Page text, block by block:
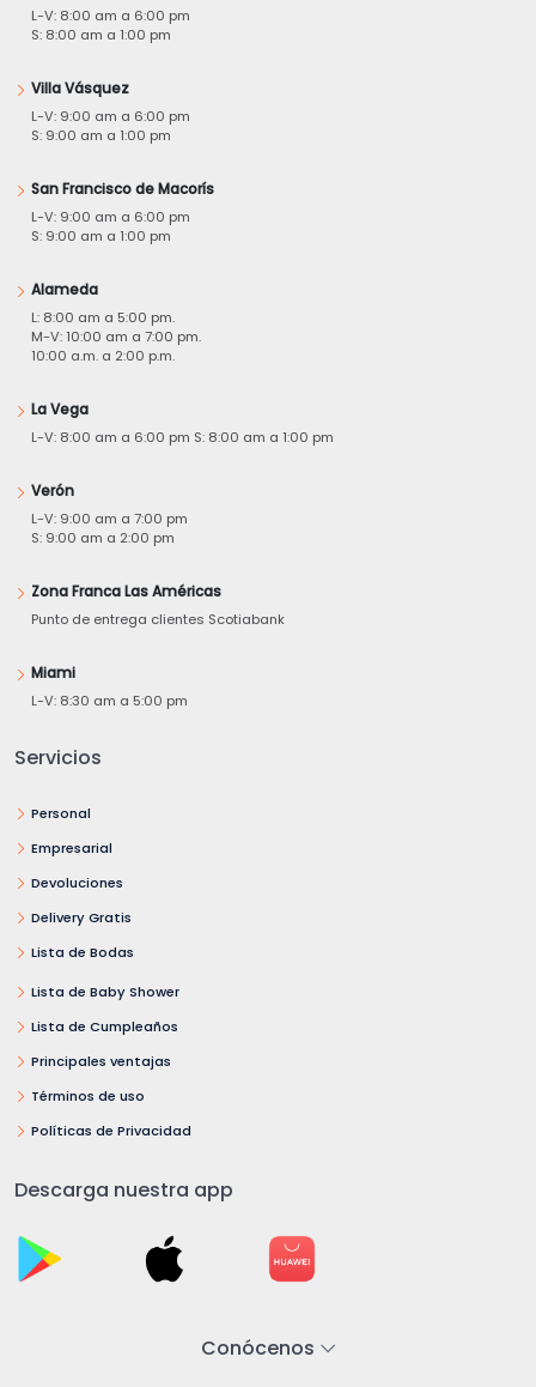
L-V: 8:00 am a 6:00 pm
S: 8:00 am a 1:00 pm
Villa Vásquez
L-V: 9:00 am a 6:00 pm
S: 9:00 am a 1:00 pm
San Francisco de Macorís
L-V: 9:00 am a 6:00 pm
S: 9:00 am a 1:00 pm
Alameda
L: 8:00 am a 5:00 pm.
M-V: 10:00 am a 7:00 pm.
10:00 a.m. a 2:00 p.m.
La Vega
L-V: 8:00 am a 6:00 pm S: 8:00 am a 1:00 pm
Verón
L-V: 9:00 am a 7:00 pm
S: 9:00 am a 2:00 pm
Zona Franca Las Américas
Punto de entrega clientes Scotiabank
Miami
L-V: 8:30 am a 5:00 pm
Servicios
Personal
Empresarial
Devoluciones
Delivery Gratis
Lista de Bodas
Lista de Baby Shower
Lista de Cumpleaños
Principales ventajas
Términos de uso
Políticas de Privacidad
Descarga nuestra app
Conócenos